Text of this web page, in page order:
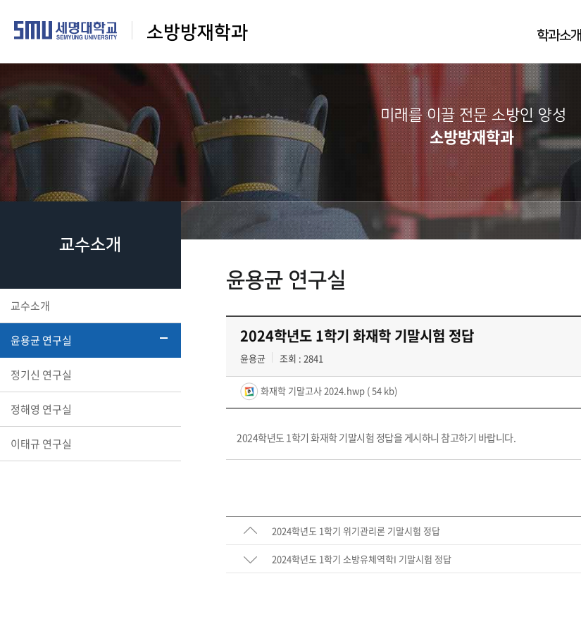
소방방재학과 학과소개
미래를 이끌 전문 소방인 양성
소방방재학과
교수소개
교수소개
윤용균 연구실
정기신 연구실
정해영 연구실
이태규 연구실
윤용균 연구실
2024학년도 1학기 화재학 기말시험 정답
윤용균 조회 : 2841
화재학 기말고사 2024.hwp ( 54 kb)
2024학년도 1학기 화재학 기말시험 정답을 게시하니 참고하기 바랍니다.
2024학년도 1학기 위기관리론 기말시험 정답
2024학년도 1학기 소방유체역학I 기말시험 정답